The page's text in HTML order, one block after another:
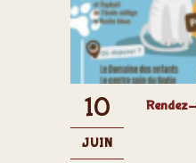
10
JUIN